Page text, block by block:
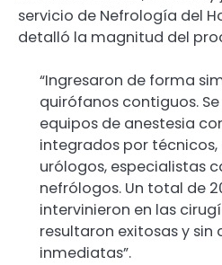
servicio de Nefrología del
detalló la magnitud del
“Ingresaron de forma
quirófanos contiguos.
equipos de anestesia
integrados por técnicos,
urólogos, especialistas
nefrólogos. Un total de
intervinieron en las
resultaron exitosas y
inmediatas”.